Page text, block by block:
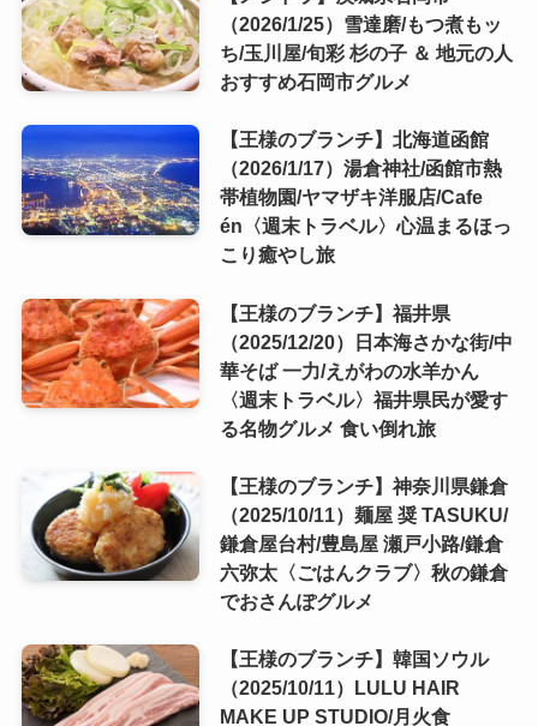
（2026/1/25）雪達磨/もつ煮もッ
ち/玉川屋/旬彩 杉の子 ＆ 地元の人
おすすめ石岡市グルメ
【王様のブランチ】北海道函館
（2026/1/17）湯倉神社/函館市熱
帯植物園/ヤマザキ洋服店/Cafe
én〈週末トラベル〉心温まるほっ
こり癒やし旅
【王様のブランチ】福井県
（2025/12/20）日本海さかな街/中
華そば 一力/えがわの水羊かん
〈週末トラベル〉福井県民が愛す
る名物グルメ 食い倒れ旅
【王様のブランチ】神奈川県鎌倉
（2025/10/11）麺屋 奨 TASUKU/
鎌倉屋台村/豊島屋 瀬戸小路/鎌倉
六弥太〈ごはんクラブ〉秋の鎌倉
でおさんぽグルメ
【王様のブランチ】韓国ソウル
（2025/10/11）LULU HAIR
MAKE UP STUDIO/月火食